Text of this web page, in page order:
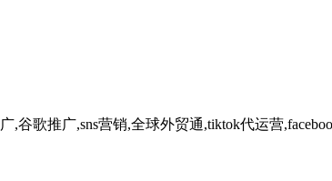
歌推广,sns营销,全球外贸通,tiktok代运营